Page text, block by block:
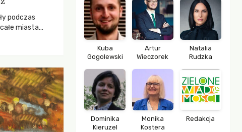
podczas
miasta
rozwijały
Kuba
Gogolewski
Artur
Wieczorek
Natalia
Rudzka
Dominika
Kieruzel
Monika
Kostera
Redakcja